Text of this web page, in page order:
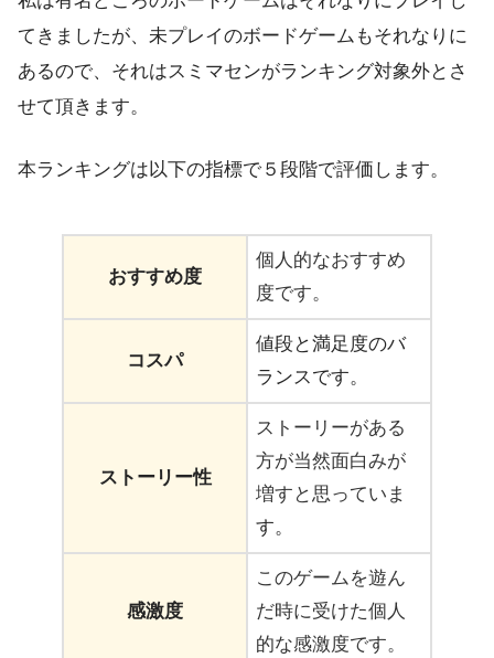
てきましたが、未プレイのボードゲームもそれなりに
あるので、それはスミマセンがランキング対象外とさ
せて頂きます。
本ランキングは以下の指標で５段階で評価します。
おすすめ度
個人的なおすすめ
度です。
コスパ
値段と満足度のバ
ランスです。
ストーリー性
ストーリーがある
方が当然面白みが
増すと思っていま
す。
感激度
このゲームを遊ん
だ時に受けた個人
的な感激度です。